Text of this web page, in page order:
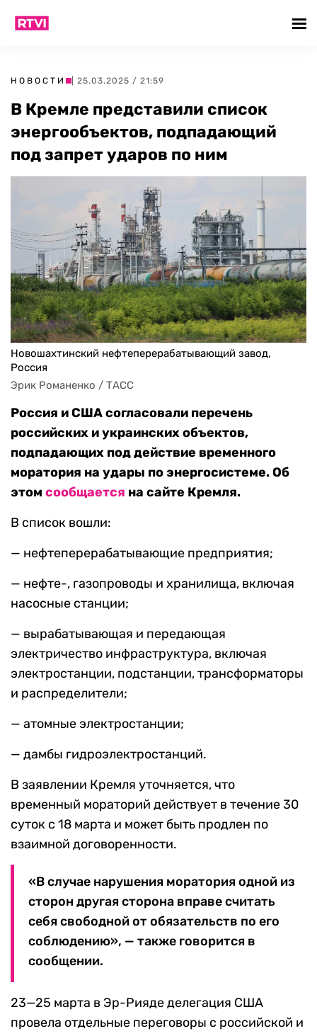
НОВОСТИ | 25.03.2025 / 21:59
В Кремле представили список
энергообъектов, подпадающий
под запрет ударов по ним
Новошахтинский нефтеперерабатывающий завод,
Россия
Эрик Романенко / ТАСС
Россия и США согласовали перечень
российских и украинских объектов,
подпадающих под действие временного
моратория на удары по энергосистеме. Об
этом сообщается на сайте Кремля.
В список вошли:
— нефтеперерабатывающие предприятия;
— нефте-, газопроводы и хранилища, включая
насосные станции;
— вырабатывающая и передающая
электричество инфраструктура, включая
электростанции, подстанции, трансформаторы
и распределители;
— атомные электростанции;
— дамбы гидроэлектростанций.
В заявлении Кремля уточняется, что
временный мораторий действует в течение 30
суток с 18 марта и может быть продлен по
взаимной договоренности.
«В случае нарушения моратория одной из
сторон другая сторона вправе считать
себя свободной от обязательств по его
соблюдению», — также говорится в
сообщении.
23—25 марта в Эр-Рияде делегация США
провела отдельные переговоры с российской и